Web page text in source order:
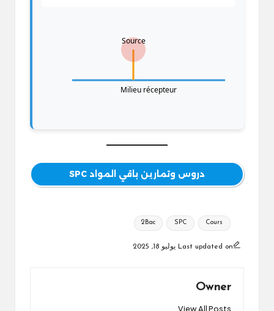
Source
Milieu récepteur
دروس وتمارين باقي المواد SPC
Tags:
2Bac SPC Cours
Last updated on يوليو 18, 2025
Owner
View All Posts